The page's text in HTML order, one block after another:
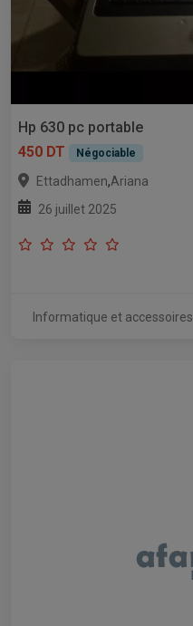
Hp 630 pc portable
450 DT
Négociable
Ettadhamen,Ariana
26 juillet 2025
Informatique et accessoires